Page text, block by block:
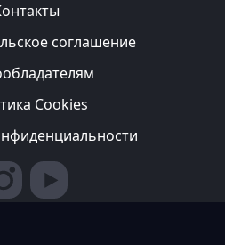
соглашение
Cookies